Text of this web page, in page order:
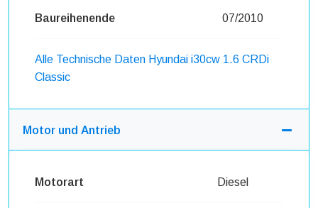
Baureihenende 07/2010
Alle Technische Daten Hyundai i30cw 1.6 CRDi
Classic
Motor und Antrieb
Motorart Diesel